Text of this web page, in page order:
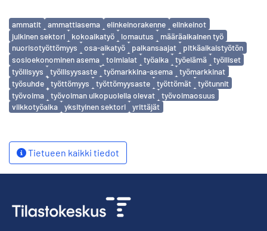
Avainsanat
ammatit ammattiasema elinkeinorakenne
elinkeinot
julkinen sektori
kokoaikatyö lomautus
määräaikainen työ
nuorisotyöttömyys
osa-aikatyö palkansaajat
pitkäaikaistyötön
sosioekonominen asema
toimialat työaika työelämä
työlliset
työllisyys
työllisyysaste työmarkkina-asema
työmarkkinat
työsuhde
työttömyys työttömyysaste työttömät
työtunnit
työvoima
työvoiman ulkopuolella olevat
työvoimaosuus
viikkotyöaika
yksityinen sektori yrittäjät
Tietueen kaikki tiedot